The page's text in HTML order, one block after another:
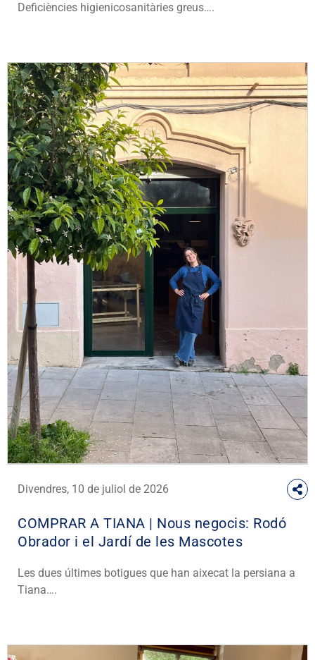
Deficiències higienicosanitàries greus….
Divendres, 10 de juliol de 2026
COMPRAR A TIANA | Nous negocis: Rodó
Obrador i el Jardí de les Mascotes
Les dues últimes botigues que han aixecat la persiana a
Tiana….